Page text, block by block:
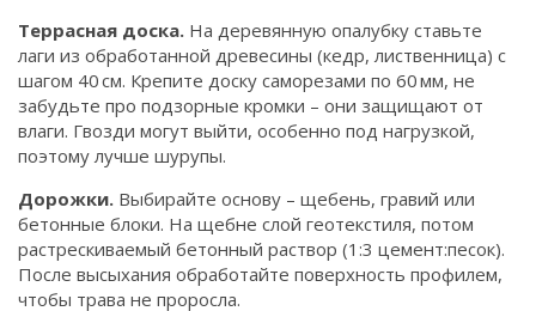
Террасная доска. На деревянную опалубку ставьте
лаги из обработанной древесины (кедр, лиственница) с
шагом 40 см. Крепите доску саморезами по 60 мм, не
забудьте про подзорные кромки – они защищают от
влаги. Гвозди могут выйти, особенно под нагрузкой,
поэтому лучше шурупы.
Дорожки. Выбирайте основу – щебень, гравий или
бетонные блоки. На щебне слой геотекстиля, потом
растрескиваемый бетонный раствор (1:3 цемент:песок).
После высыхания обработайте поверхность профилем,
чтобы трава не проросла.